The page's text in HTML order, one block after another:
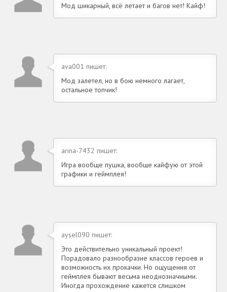
Мод шикарный, всё летает и багов нет! Кайф!
ava001 пишет:
Мод залетел, но в бою немного лагает,
остальное топчик!
arina-7432 пишет:
Игра вообще пушка, вообще кайфую от этой
графики и геймплея!
aysel090 пишет:
Это действительно уникальный проект!
Порадовало разнообразие классов героев и
возможность их прокачки. Но ощущения от
геймплея бывают весьма неоднозначными.
Иногда прохождение кажется слишком